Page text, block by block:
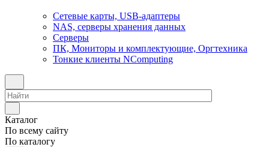
Сетевые карты, USB-адаптеры
NAS, серверы хранения данных
Серверы
ПК, Мониторы и комплектующие, Оргтехника
Тонкие клиенты NComputing
Каталог
По всему сайту
По каталогу